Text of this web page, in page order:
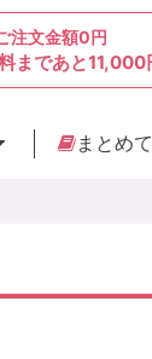
注文金額0円
まであと11,000
まとめ